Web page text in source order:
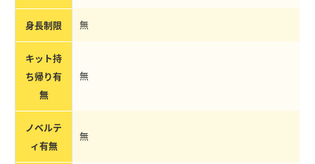
身長制限 無
キット持
ち帰り有
無
無
ノベルテ
ィ有無
無